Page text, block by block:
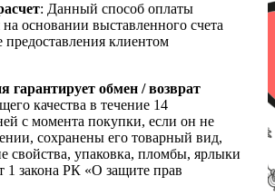
: Данный способ оплаты
на основании выставленного счета
предоставления клиентом
гарантирует обмен / возврат
качества в течение 14
с момента покупки, если он не
сохранены его товарный вид,
свойства, упаковка, пломбы, ярлыки
1 закона РК «О защите прав